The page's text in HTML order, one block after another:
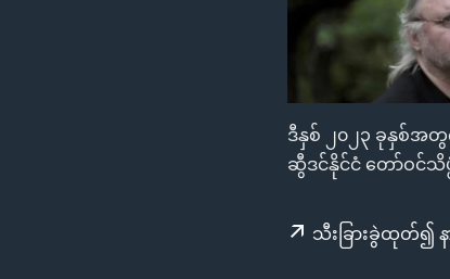
ဒီနှစ် ၂၀၂၃ ခုနှစ်အတွ
ဆွီဒင်နိုင်ငံ တော်ဝင်
သီးခြားခွဲထုတ်၍